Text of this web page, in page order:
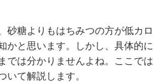
砂糖よりもはちみつの方が低カロ
かと思います。しかし、具体的に
では分かりませんよね。ここでは
いて解説します。